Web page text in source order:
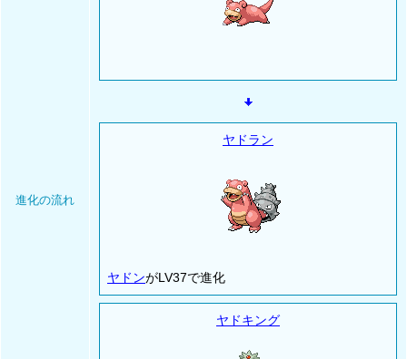
進化の流れ
ヤドラン
ヤドンがLV37で進化
ヤドキング